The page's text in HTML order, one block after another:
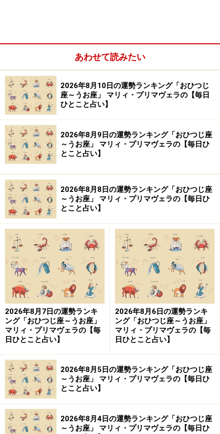
※記事内容は執筆時点のものです。最新の内容をご確認くださ
【編集部おすすめの購入サイト】
Amazonで占い関連の商品をチェック！
楽天市場で占い関連の商品をチェック！
あわせて読みたい
2026年8月10日の運勢ランキング「おひつじ
座～うお座」 マリィ・プリマヴェラの【毎日
ひとこと占い】
2026年8月9日の運勢ランキング「おひつじ座
～うお座」 マリィ・プリマヴェラの【毎日ひ
とこと占い】
2026年8月8日の運勢ランキング「おひつじ座
～うお座」 マリィ・プリマヴェラの【毎日ひ
とこと占い】
2026年8月7日の運勢ランキ
ング「おひつじ座～うお座」
マリィ・プリマヴェラの【毎
日ひとこと占い】
2026年8月6日の運勢ランキ
ング「おひつじ座～うお座」
マリィ・プリマヴェラの【毎
日ひとこと占い】
2026年8月5日の運勢ランキング「おひつじ座
～うお座」 マリィ・プリマヴェラの【毎日ひ
とこと占い】
2026年8月4日の運勢ランキング「おひつじ座
～うお座」 マリィ・プリマヴェラの【毎日ひ